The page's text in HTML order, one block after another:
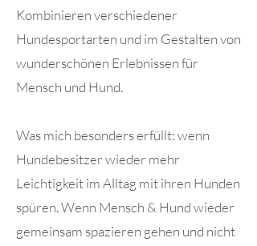
Kombinieren verschiedener
Hundesportarten und im Gestalten von
wunderschönen Erlebnissen für
Mensch und Hund.
Was mich besonderserfüllt: wenn
Hundebesitzer wieder mehr
Leichtigkeit im Alltag mit ihren Hunden
spüren. Wenn Mensch & Hund wieder
gemeinsam spazieren gehen und nicht